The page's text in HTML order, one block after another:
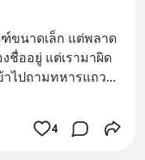
ขนาดเล็ก แต่พลาด
ชื่ออยู่ แต่เรามาผิด
าไปถามทหารแถว
4